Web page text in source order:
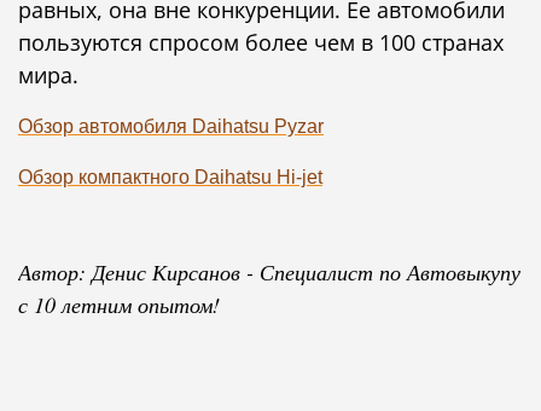
равных, она вне конкуренции. Ее автомобили
пользуются спросом более чем в 100 странах
мира.
Обзор автомобиля Daihatsu Pyzar
Обзор компактного Daihatsu Hi-jet
Автор: Денис Кирсанов - Специалист по Автовыкупу
с 10 летним опытом!